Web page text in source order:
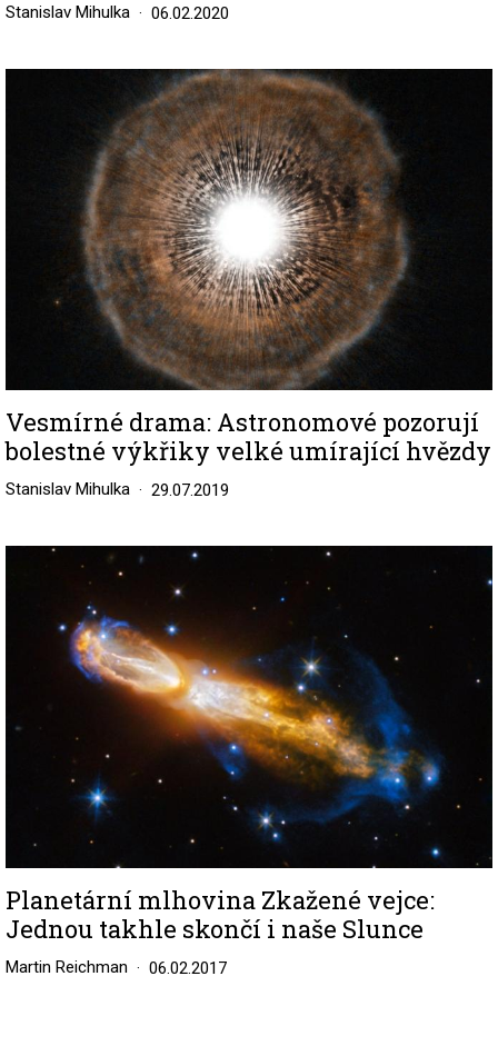
Stanislav Mihulka 06.02.2020
Vesmírné drama: Astronomové pozorují
bolestné výkřiky velké umírající hvězdy
Stanislav Mihulka 29.07.2019
Planetární mlhovina Zkažené vejce:
Jednou takhle skončí i naše Slunce
Martin Reichman 06.02.2017